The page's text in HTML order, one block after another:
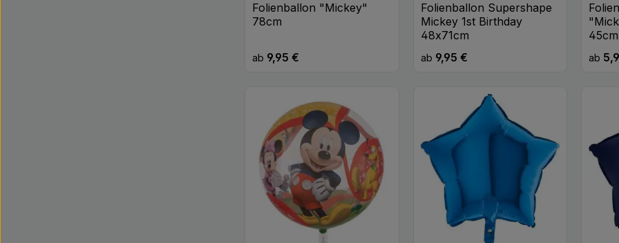
Folienballon "Mickey"
78cm
Regulärer Preis:
ab 9,95 €
Folienballon Supershape
Mickey 1st Birthday
48x71cm
Regulärer Preis:
ab 9,95 €
45cm
ab